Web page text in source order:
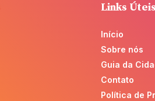
Links Úteis
Início
Sobre nós
Guia da
Contato
Política de